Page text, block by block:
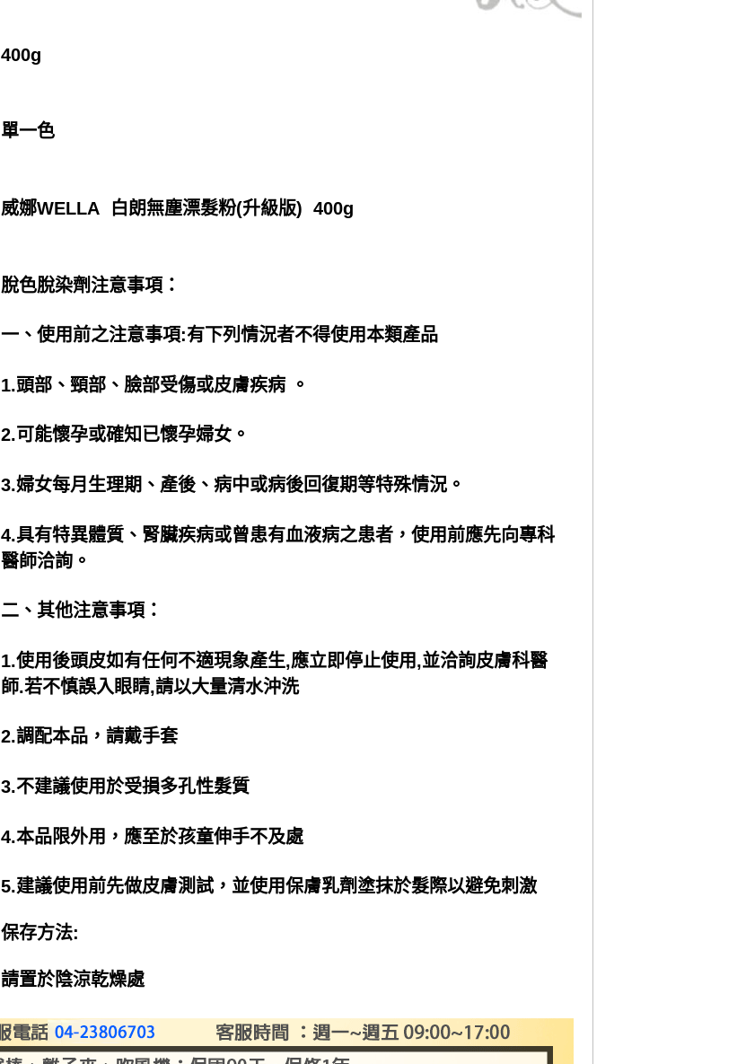
400g
單一色
威娜WELLA 白朗無塵漂髮粉(升級版) 400g
脫色脫染劑注意事項：
一、使用前之注意事項:有下列情況者不得使用本類產品
1.頭部、頸部、臉部受傷或皮膚疾病 。
2.可能懷孕或確知已懷孕婦女。
3.婦女每月生理期、產後、病中或病後回復期等特殊情況。
4.具有特異體質、腎臟疾病或曾患有血液病之患者，使用前應先向專科
醫師洽詢。
二、其他注意事項：
1.使用後頭皮如有任何不適現象產生,應立即停止使用,並洽詢皮膚科醫
師.若不慎誤入眼睛,請以大量清水沖洗
2.調配本品，請戴手套
3.不建議使用於受損多孔性髮質
4.本品限外用，應至於孩童伸手不及處
5.建議使用前先做皮膚測試，並使用保膚乳劑塗抹於髮際以避免刺激
保存方法:
請置於陰涼乾燥處